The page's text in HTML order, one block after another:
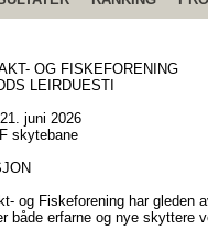
OG FISKEFORENING
LEIRDUESTI
juni 2026
skytebane
og Fiskeforening har gleden
både erfarne og nye skyttere